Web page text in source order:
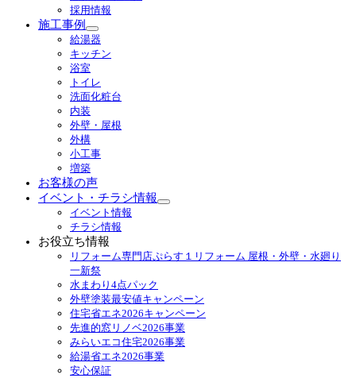
採用情報
施工事例
サ
ブ
ニ
ュ
開
給湯器
キッチン
浴室
トイレ
洗面化粧台
内装
外壁・屋根
外構
小工事
増築
お客様の声
イベント・チラシ情報
サ
ニ
ュ
を
展
開
イベント情報
チラシ情報
お役立ち情報
リフォーム専門店ぷらす１リフォーム 屋根・外壁・水廻り
一新祭
水まわり4点パック
外壁塗装最安値キャンペーン
住宅省エネ2026キャンペーン
先進的窓リノベ2026事業
みらいエコ住宅2026事業
給湯省エネ2026事業
安心保証